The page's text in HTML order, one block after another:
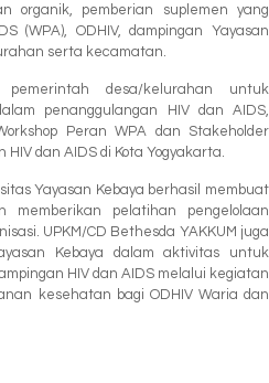
organik, pemberian suplemen yang
(WPA), ODHIV, dampingan Yayasan
serta kecamatan.
desa/kelurahan untuk
penanggulangan HIV dan AIDS,
Peran WPA dan Stakeholder
dan AIDS di Kota Yogyakarta.
Yayasan Kebaya berhasil membuat
memberikan pelatihan pengelolaan
UPKM/CD Bethesda YAKKUM juga
Kebaya dalam aktivitas untuk
HIV dan AIDS melalui kegiatan
kesehatan bagi ODHIV Waria dan